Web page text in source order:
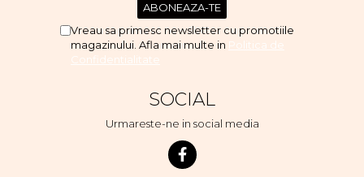
Vreau sa primesc newsletter cu promotiile
magazinului. Afla mai multe in Politica de
Confidentialitate
SOCIAL
Urmareste-ne in social media